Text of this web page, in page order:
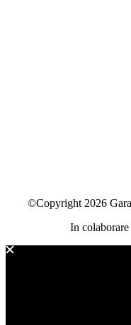
©Copyright 2026
In colaborare